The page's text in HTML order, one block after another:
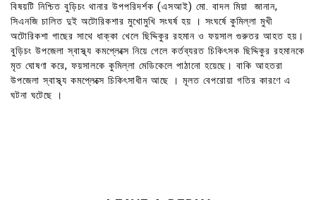
বিষয়টি নিশ্চিত বুড়িচং থানার উপপরিদর্শক (এসআই) মো. বাদল মিয়া জানান,
সিএনজি চালিত দুই অটোরিকশার মুখোমুখি সংঘর্ষ হয় । সংঘর্ষে কুমিল্লা মুখী
অটোরিকশা গাছের সাথে ধাক্কা খেলে ছিদ্দিকুর রহমান ও ফয়সাল গুরুতর আহত হয়।
বুড়িচং উপজেলা স্বাস্থ্য কমপ্লেক্সে নিয়ে গেলে কর্তব্যরত চিকিৎসক ছিদ্দিকুর রহমানকে
মৃত ঘোষণা করে, ফয়সালকে কুমিল্লা মেডিকেলে পাঠানো হয়েছে। বাকি আহতরা
উপজেলা স্বাস্থ্য কমপ্লেক্সে চিকিৎসাধীন আছে । মূলত বেপরোয়া গতির কারণে এ
ঘটনা ঘটেছে ।